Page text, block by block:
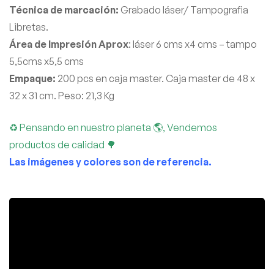
Técnica de marcación: Grabado láser/ Tampografia
Libretas.
Área de Impresión Aprox: láser 6 cms x4 cms – tampo
5,5cms x5,5 cms
Empaque: 200 pcs en caja master. Caja master de 48 x
32 x 31 cm. Peso: 21,3 Kg
♻ Pensando en nuestro planeta 🌎, Vendemos
productos de calidad 🌳
Las imágenes y colores son de referencia.